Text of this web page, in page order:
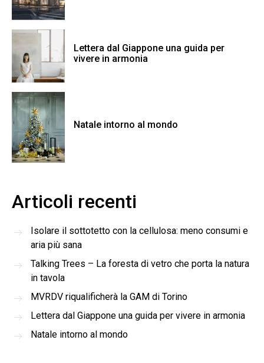
Lettera dal Giappone una guida per
vivere in armonia
Natale intorno al mondo
Articoli recenti
Isolare il sottotetto con la cellulosa: meno consumi e
aria più sana
Talking Trees – La foresta di vetro che porta la natura
in tavola
MVRDV riqualificherà la GAM di Torino
Lettera dal Giappone una guida per vivere in armonia
Natale intorno al mondo